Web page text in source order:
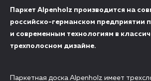
Паркет Alpenholz производится на
российско-германском предприятии
и современным технологиям в
трехполосном дизайне.
Паркетная доска Alpenholz имеет